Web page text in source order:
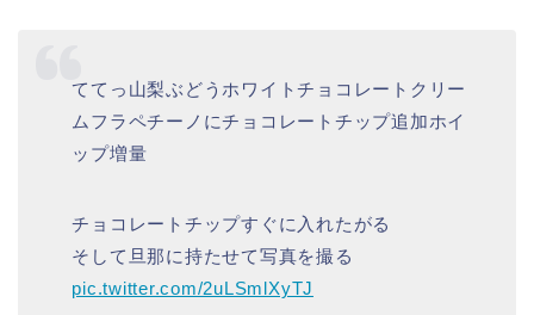
ててっ山梨ぶどうホワイトチョコレートクリー
ムフラペチーノにチョコレートチップ追加ホイ
ップ増量
チョコレートチップすぐに入れたがる
そして旦那に持たせて写真を撮る
pic.twitter.com/2uLSmlXyTJ